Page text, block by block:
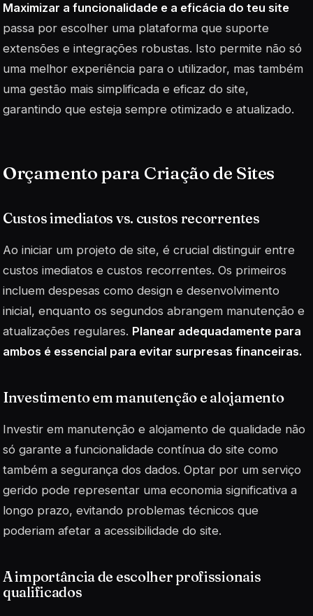
Maximizar a funcionalidade e a eficácia do teu site
passa por escolher uma plataforma que suporte
extensões e integrações robustas. Isto permite não só
uma melhor experiência para o utilizador, mas também
uma gestão mais simplificada e eficaz do site,
garantindo que esteja sempre otimizado e atualizado.
Orçamento para Criação de Sites
Custos imediatos vs. custos recorrentes
Ao iniciar um projeto de site, é crucial distinguir entre
custos imediatos e custos recorrentes. Os primeiros
incluem despesas como design e desenvolvimento
inicial, enquanto os segundos abrangem manutenção e
atualizações regulares. Planear adequadamente para
ambos é essencial para evitar surpresas financeiras.
Investimento em manutenção e alojamento
Investir em manutenção e alojamento de qualidade não
só garante a funcionalidade contínua do site como
também a segurança dos dados. Optar por um serviço
gerido pode representar uma economia significativa a
longo prazo, evitando problemas técnicos que
poderiam afetar a acessibilidade do site.
A importância de escolher profissionais
qualificados